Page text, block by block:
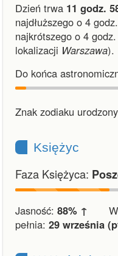
Dzień trwa 11 godz.
najdłuższego o 4
najkrótszego o 4
lokalizacji Warszawa).
Do końca
Znak zodiaku
Księżyc
Faza Księżyca:
Jasność: 88% ↑
pełnia: 29 września